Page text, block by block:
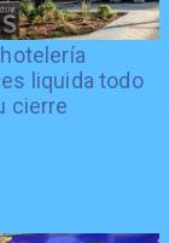
liquida todo
cierre